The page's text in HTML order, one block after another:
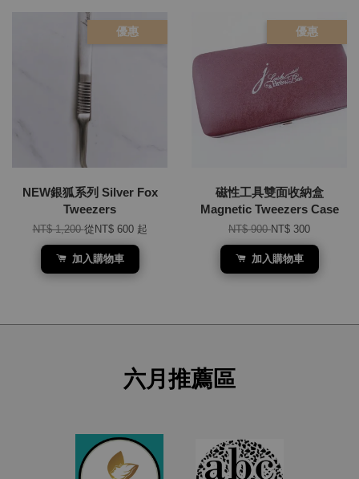
優惠
NEW銀狐系列 Silver Fox
Tweezers
NT$ 1,200從 NT$ 600 起
加入購物車
優惠
磁性工具雙面收納盒
Magnetic Tweezers Case
NT$ 900NT$ 300
加入購物車
六月推薦區